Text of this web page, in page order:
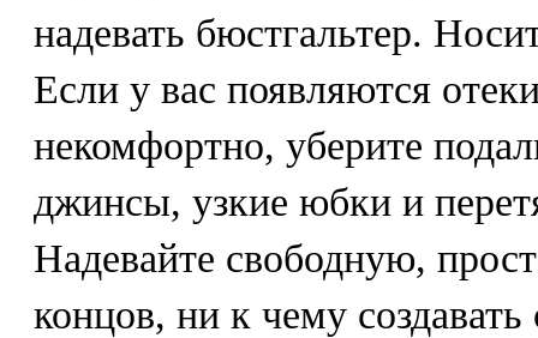
надевать бюстгальтер.
Если у вас появляются
некомфортно, уберите
джинсы, узкие юбки и
Надевайте свободную,
концов, ни к чему